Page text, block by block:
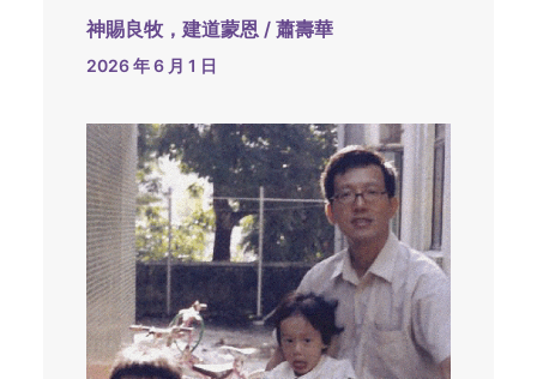
神賜良牧，建道蒙恩 / 蕭壽華
2026 年 6 月 1 日